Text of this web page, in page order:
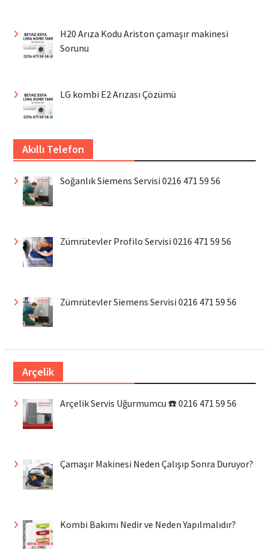
H20 Arıza Kodu Ariston çamaşır makinesi
Sorunu
LG kombi E2 Arızası Çözümü
Akıllı Telefon
Soğanlık Siemens Servisi 0216 471 59 56
Zümrütevler Profilo Servisi 0216 471 59 56
Zümrütevler Siemens Servisi 0216 471 59 56
Arçelik
Arçelik Servis Uğurmumcu ☎️ 0216 471 59 56
Çamaşır Makinesi Neden Çalışıp Sonra Duruyor?
Kombi Bakımı Nedir ve Neden Yapılmalıdır?